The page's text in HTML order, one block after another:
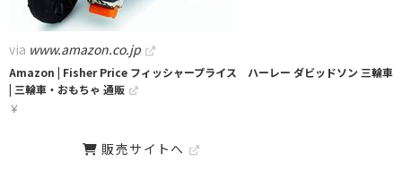
via www.amazon.co.jp
Amazon | Fisher Price フィッシャープライス ハーレー ダビッドソン 三輪車
| 三輪車・おもちゃ 通販
￥
販売サイトへ